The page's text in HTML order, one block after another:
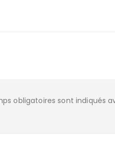
obligatoires sont indiqués